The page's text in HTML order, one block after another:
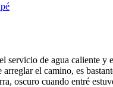
servicio de agua caliente y
arreglar el camino, es
oscuro cuando entré